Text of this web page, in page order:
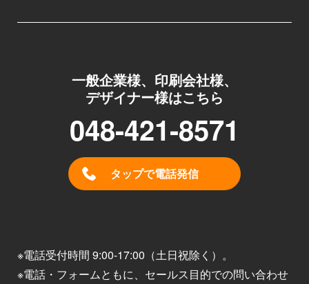
一般企業様、印刷会社様、
デザイナー様はこちら
048-421-8571
タップで電話発信
※電話受付時間 9:00-17:00（土日祝除く）。
※電話・フォームともに、セールス目的での問い合わせ